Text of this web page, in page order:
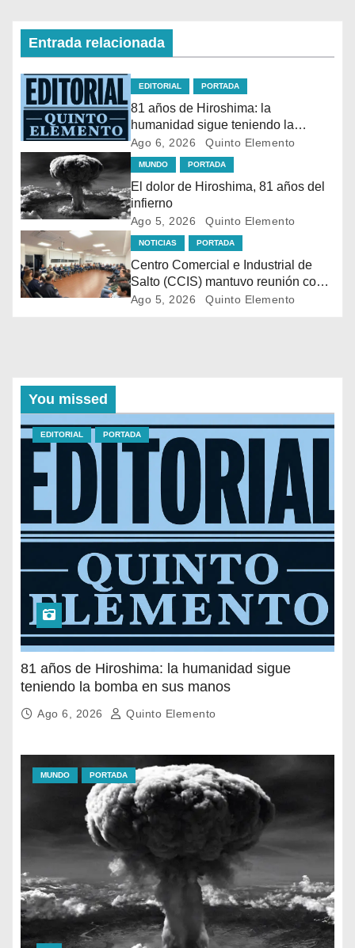
Entrada relacionada
EDITORIAL PORTADA
81 años de Hiroshima: la
humanidad sigue teniendo la
bomba en sus manos
Ago 6, 2026 Quinto Elemento
MUNDO PORTADA
El dolor de Hiroshima, 81 años del
infierno
Ago 5, 2026 Quinto Elemento
NOTICIAS PORTADA
Centro Comercial e Industrial de
Salto (CCIS) mantuvo reunión con
autoridades policiales y
Ago 5, 2026 Quinto Elemento
You missed
EDITORIAL PORTADA
81 años de Hiroshima: la humanidad sigue
teniendo la bomba en sus manos
Ago 6, 2026 Quinto Elemento
MUNDO PORTADA